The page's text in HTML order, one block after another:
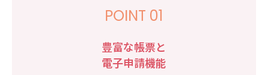
POINT 01
豊富な帳票と
電子申請機能